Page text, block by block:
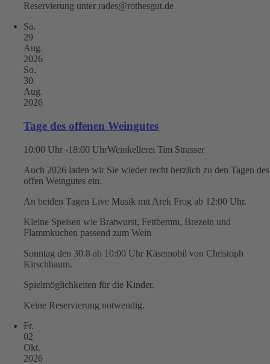
Reservierung unter rades@rothesgut.de
Sa.
29
Aug.
2026
So.
30
Aug.
2026
Tage des offenen Weingutes
10:00 Uhr -18:00 UhrWeinkellerei Tim Strasser
Auch 2026 laden wir Sie wieder recht herzlich zu den Tagen des
offen Weingutes ein.
An beiden Tagen Live Musik mit Arek Frog ab 12:00 Uhr.
Kleine Speisen wie Bratwurst, Fettbemm, Brezeln und
Flammkuchen passend zum Wein
Sonntag den 30.8 ab 10:00 Uhr Käsemobil von Christoph
Kirschbaum.
Spielmöglichkeiten für die Kinder.
Keine Reservierung notwendig.
Fr.
02
Okt.
2026